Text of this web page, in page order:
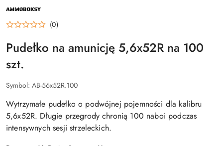
NAZWA
PRODUCENTA:
AMMOBOKSY (0)
Pudełko na amunicję 5,6x52R na 100
szt.
Symbol: AB-56x52R.100
Wytrzymałe pudełko o podwójnej pojemności dla kalibru
5,6x52R. Długie przegrody chronią 100 naboi podczas
intensywnych sesji strzeleckich.